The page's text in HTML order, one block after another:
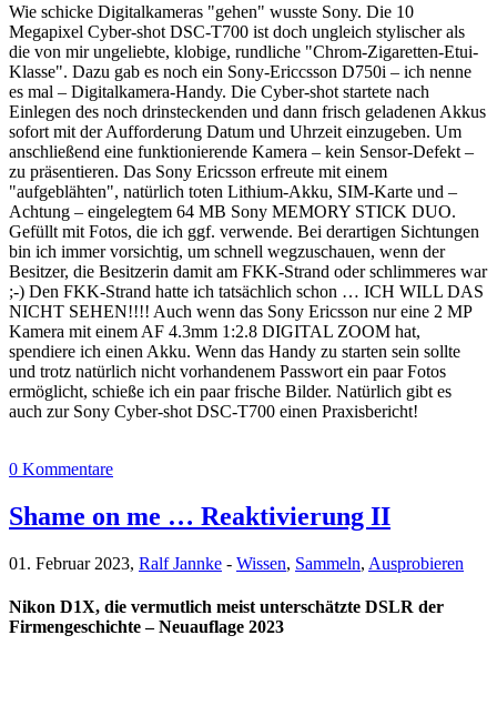
Wie schicke Digitalkameras "gehen" wusste Sony. Die 10
Megapixel Cyber-shot DSC-T700 ist doch ungleich stylischer als
die von mir ungeliebte, klobige, rundliche "Chrom-Zigaretten-Etui-
Klasse". Dazu gab es noch ein Sony-Ericcsson D750i – ich nenne
es mal – Digitalkamera-Handy. Die Cyber-shot startete nach
Einlegen des noch drinsteckenden und dann frisch geladenen Akkus
sofort mit der Aufforderung Datum und Uhrzeit einzugeben. Um
anschließend eine funktionierende Kamera – kein Sensor-Defekt –
zu präsentieren. Das Sony Ericsson erfreute mit einem
"aufgeblähten", natürlich toten Lithium-Akku, SIM-Karte und –
Achtung – eingelegtem 64 MB Sony MEMORY STICK DUO.
Gefüllt mit Fotos, die ich ggf. verwende. Bei derartigen Sichtungen
bin ich immer vorsichtig, um schnell wegzuschauen, wenn der
Besitzer, die Besitzerin damit am FKK-Strand oder schlimmeres war
;-) Den FKK-Strand hatte ich tatsächlich schon … ICH WILL DAS
NICHT SEHEN!!!! Auch wenn das Sony Ericsson nur eine 2 MP
Kamera mit einem AF 4.3mm 1:2.8 DIGITAL ZOOM hat,
spendiere ich einen Akku. Wenn das Handy zu starten sein sollte
und trotz natürlich nicht vorhandenem Passwort ein paar Fotos
ermöglicht, schieße ich ein paar frische Bilder. Natürlich gibt es
auch zur Sony Cyber-shot DSC-T700 einen Praxisbericht!
0 Kommentare
Shame on me … Reaktivierung II
01. Februar 2023, Ralf Jannke - Wissen, Sammeln, Ausprobieren
Nikon D1X, die vermutlich meist unterschätzte DSLR der
Firmengeschichte – Neuauflage 2023